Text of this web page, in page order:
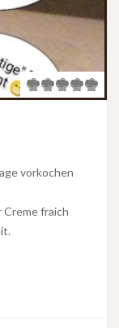
vorkochen
Creme fraich